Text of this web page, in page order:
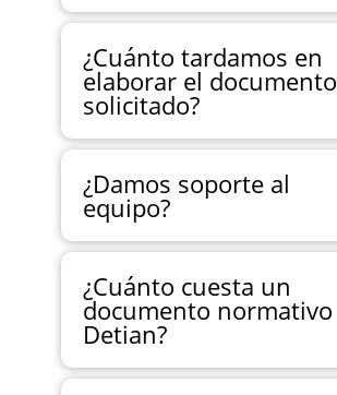
¿Cuánto tardamos en
elaborar el documento
solicitado?
¿Damos soporte al
equipo?
¿Cuánto cuesta un
documento normativo
Detian?